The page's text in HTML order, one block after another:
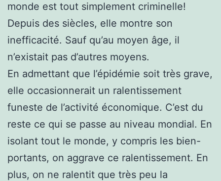
monde est tout simplement criminelle!
Depuis des siècles, elle montre son
inefficacité. Sauf qu’au moyen âge, il
n’existait pas d’autres moyens.
En admettant que l’épidémie soit très grave,
elle occasionnerait un ralentissement
funeste de l’activité économique. C’est du
reste ce qui se passe au niveau mondial. En
isolant tout le monde, y compris les bien-
portants, on aggrave ce ralentissement. En
plus, on ne ralentit que très peu la